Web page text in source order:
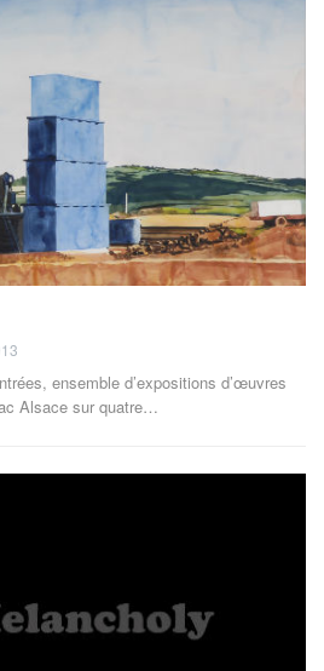
ensemble d’expositions d’œuvres
Alsace sur quatre…